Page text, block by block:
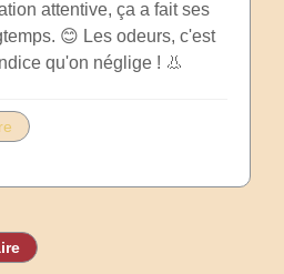
attentive, ça a fait ses
😊 Les odeurs, c'est
qu'on néglige ! 👃